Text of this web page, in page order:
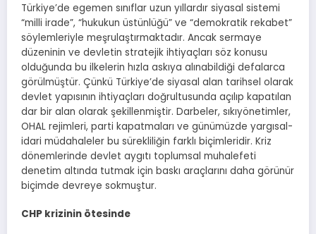
Türkiye’de egemen sınıflar uzun yıllardır siyasal sistemi
“milli irade”, “hukukun üstünlüğü” ve “demokratik rekabet”
söylemleriyle meşrulaştırmaktadır. Ancak sermaye
düzeninin ve devletin stratejik ihtiyaçları söz konusu
olduğunda bu ilkelerin hızla askıya alınabildiği defalarca
görülmüştür. Çünkü Türkiye’de siyasal alan tarihsel olarak
devlet yapısının ihtiyaçları doğrultusunda açılıp kapatılan
dar bir alan olarak şekillenmiştir. Darbeler, sıkıyönetimler,
OHAL rejimleri, parti kapatmaları ve günümüzde yargısal-
idari müdahaleler bu sürekliliğin farklı biçimleridir. Kriz
dönemlerinde devlet aygıtı toplumsal muhalefeti
denetim altında tutmak için baskı araçlarını daha görünür
biçimde devreye sokmuştur.
CHP krizinin ötesinde